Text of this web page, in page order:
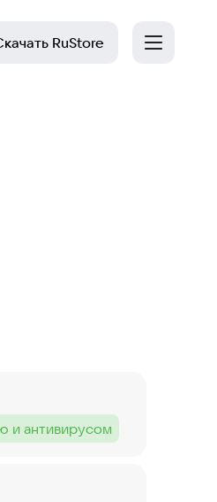
RuStore
и антивирусом